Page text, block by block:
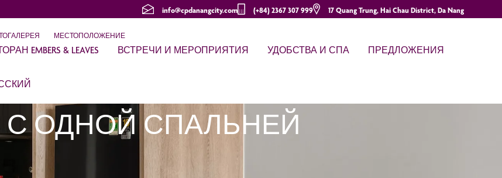
info@cpdanangcity.com (+84) 2367 307 999 17 Quang Trung, Hai Chau District, Da Nang
МЕСТОПОЛОЖЕНИЕ
EMBERS & LEAVES ВСТРЕЧИ И МЕРОПРИЯТИЯ УДОБСТВА И СПА ПРЕДЛОЖЕНИЯ
ОДНОЙ СПАЛЬНЕЙ